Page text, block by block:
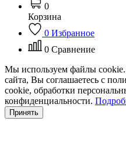
0
Корзина
0 Избранное
0 Сравнение
Мы используем файлы
сайта, Вы соглашаетесь с
cookie, обработки
конфиденциальности.
Принять